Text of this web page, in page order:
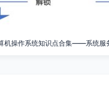
机操作系统知识点合集——系统服